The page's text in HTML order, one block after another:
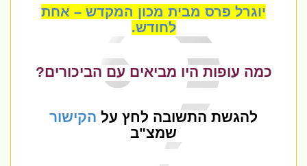
יוגרל פרס מבית מכון המקדש – אחת
לחודש.
כמה עופות היו מביאים עם הביכורים?
להגשת התשובה לחץ עלהקישור
שמצ"ב